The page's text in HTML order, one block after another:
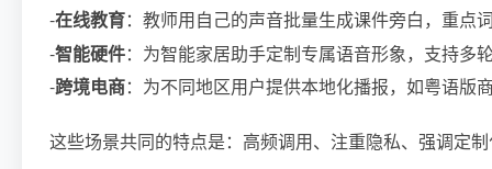
-在线教育：教师用自己的声音批量生成课件旁白，重点
-智能硬件：为智能家居助手定制专属语音形象，支持多
-跨境电商：为不同地区用户提供本地化播报，如粤语版
这些场景共同的特点是：高频调用、注重隐私、强调定